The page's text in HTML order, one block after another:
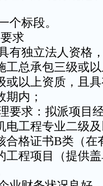
标段。
求
独立法人资格
工总承包三级或
或以上资质，且
内；
求：拟派项目
电工程专业二级
合格证书B类（在
工程项目（提供